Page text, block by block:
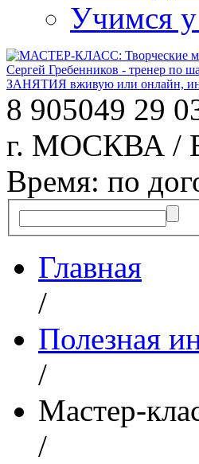
Учимся
Сергей Гребенников - тренер по
ЗАНЯТИЯ вживую или онлайн,
8 905049 29
г. МОСКВА /
Время: по
Главная
/
Полезная
/
Мастер-
/